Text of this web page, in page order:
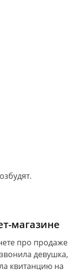
магазине
про продаже
девушка,
квитанцию на